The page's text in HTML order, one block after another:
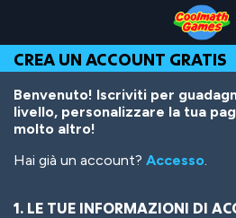
Top
of
Page
Navigation
Main
Content
Footer
contenuto
principale
CREA UN ACCOUNT GRATIS
Benvenuto! Iscriviti per
livello, personalizzare la tua
molto altro!
Hai già un account? Accesso.
1. LE TUE INFORMAZIONI DI